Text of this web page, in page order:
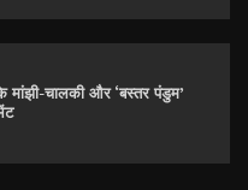
मांझी-चालकी और ‘बस्तर पंडुम’